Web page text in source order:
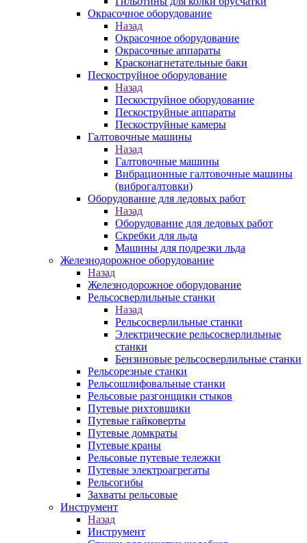
Окрасочное оборудование
Назад
Окрасочное оборудование
Окрасочные аппараты
Красконагнетательные баки
Пескоструйное оборудование
Назад
Пескоструйное оборудование
Пескоструйные аппараты
Пескоструйные камеры
Галтовочные машины
Назад
Галтовочные машины
Вибрационные галтовочные машины
(виброгалтовки)
Оборудование для ледовых работ
Назад
Оборудование для ледовых работ
Скребки для льда
Машины для подрезки льда
Железнодорожное оборудование
Назад
Железнодорожное оборудование
Рельсосверлильные станки
Назад
Рельсосверлильные станки
Электрические рельсосверлильные
станки
Бензиновые рельсосверлильные станки
Рельсорезные станки
Рельсошлифовальные станки
Рельсовые разгонщики стыков
Путевые рихтовщики
Путевые гайковерты
Путевые домкраты
Путевые краны
Рельсовые путевые тележки
Путевые электроагрегаты
Рельсогибы
Захваты рельсовые
Инструмент
Назад
Инструмент